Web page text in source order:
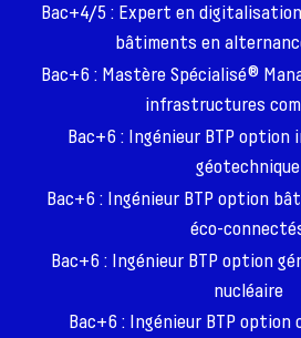
Bac+4/5 : Expert en
bâtiments en
Bac+6 : Mastère Spécialisé®
infrastructures
Bac+6 : Ingénieur BTP
géotechnique
Bac+6 : Ingénieur BTP option
éco-
Bac+6 : Ingénieur BTP option
nucléaire
Bac+6 : Ingénieur BTP option